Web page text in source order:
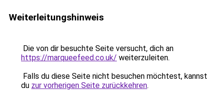
Weiterleitungshinweis
Die von dir besuchte Seite versucht, dich an
https://marqueefeed.co.uk/ weiterzuleiten.
Falls du diese Seite nicht besuchen möchtest, kannst
du zur vorherigen Seite zurückkehren.